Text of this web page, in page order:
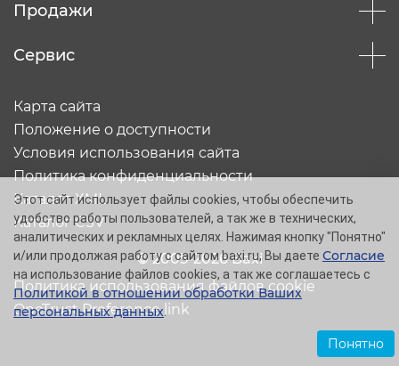
Продажи
Сервис
© 2005-2026 Baxi
Карта сайта
Положение о доступности
Условия использования сайта
Политика конфиденциальности
Каталог XML
Каталог CSV
Политика использования файлов cookie
OneTrust Preference link
Этот сайт использует файлы cookies, чтобы обеспечить
удобство работы пользователей, а так же в технических,
аналитических и рекламных целях. Нажимая кнопку "Понятно"
и/или продолжая работу с сайтом baxi.ru, Вы даете Согласие
на использование файлов cookies, а так же соглашаетесь с
Политикой в отношении обработки Ваших
персональных данных.
Понятно